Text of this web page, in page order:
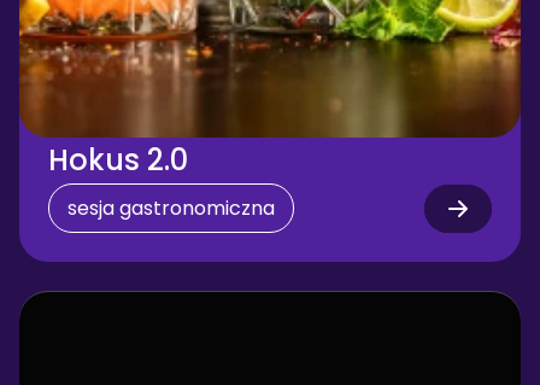
Hokus 2.0
sesja gastronomiczna